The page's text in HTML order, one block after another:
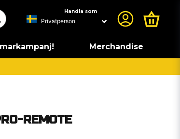
Handla som
Merchandise
REMOTE